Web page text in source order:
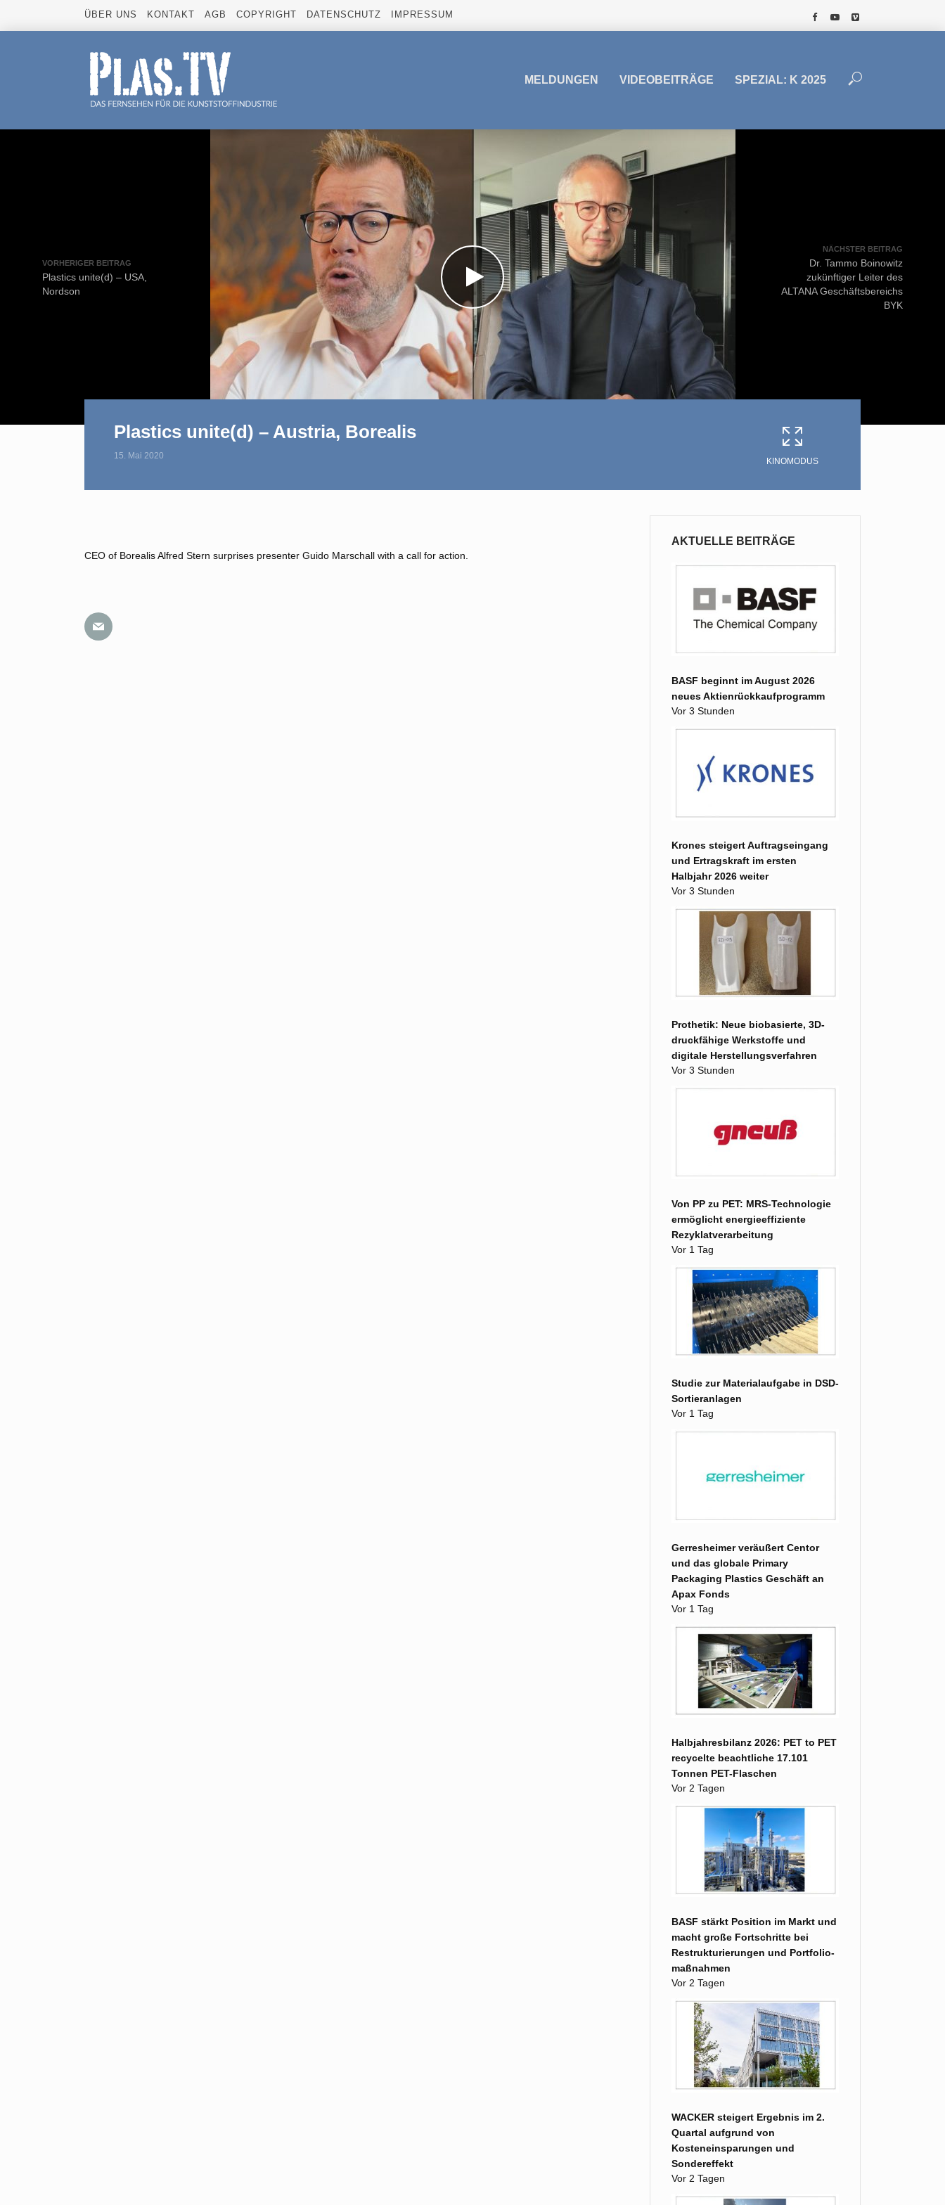
ÜBER UNS KONTAKT AGB COPYRIGHT DATENSCHUTZ IMPRESSUM
MELDUNGEN VIDEOBEITRÄGE SPEZIAL: K 2025
VORHERIGER BEITRAG
Plastics unite(d) – USA,
Nordson
NÄCHSTER BEITRAG
Dr. Tammo Boinowitz
zukünftiger Leiter des
ALTANA Geschäftsbereichs
BYK
Plastics unite(d) – Austria, Borealis
15. Mai 2020
KINOMODUS
CEO of Borealis Alfred Stern surprises presenter Guido Marschall with a call for action.
AKTUELLE BEITRÄGE
BASF beginnt im August 2026
neues Aktienrückkaufprogramm
Vor 3 Stunden
Krones steigert Auftragseingang
und Ertragskraft im ersten
Halbjahr 2026 weiter
Vor 3 Stunden
Prothetik: Neue biobasierte, 3D-
druckfähige Werkstoffe und
digitale Herstellungsverfahren
Vor 3 Stunden
Von PP zu PET: MRS-Technologie
ermöglicht energieeffiziente
Rezyklatverarbeitung
Vor 1 Tag
Studie zur Materialaufgabe in DSD-
Sortieranlagen
Vor 1 Tag
Gerresheimer veräußert Centor
und das globale Primary
Packaging Plastics Geschäft an
Apax Fonds
Vor 1 Tag
Halbjahresbilanz 2026: PET to PET
recycelte beachtliche 17.101
Tonnen PET-Flaschen
Vor 2 Tagen
BASF stärkt Position im Markt und
macht große Fort­schritte bei
Restruk­turierungen und Portfolio­
maß­nahmen
Vor 2 Tagen
WACKER steigert Ergebnis im 2.
Quartal aufgrund von
Kosteneinsparungen und
Sondereffekt
Vor 2 Tagen